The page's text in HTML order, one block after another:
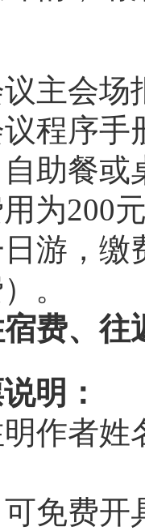
主会场
程序手
自助餐或
为200
游，缴
。
费、往
明：
作者
免费